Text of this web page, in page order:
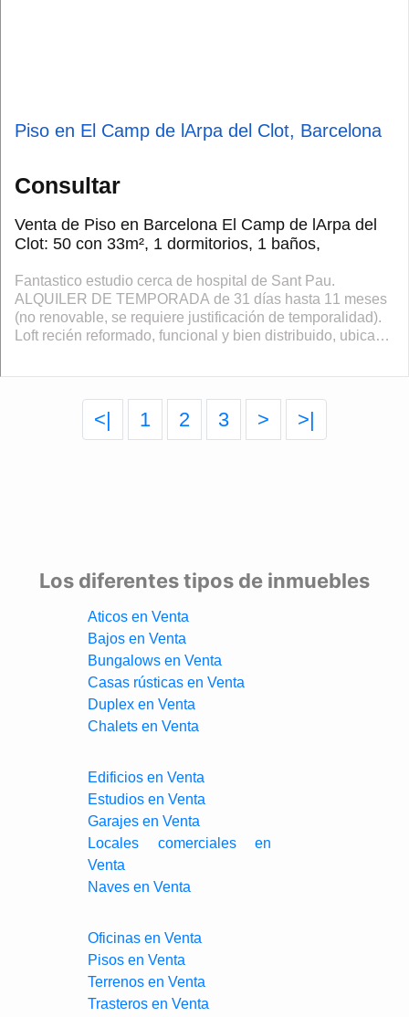
Piso en El Camp de lArpa del Clot, Barcelona
Consultar
Venta de Piso en Barcelona El Camp de lArpa del
Clot: 50 con 33m², 1 dormitorios, 1 baños,
Fantastico estudio cerca de hospital de Sant Pau.
ALQUILER DE TEMPORADA de 31 días hasta 11 meses
(no renovable, se requiere justificación de temporalidad).
Loft recién reformado, funcional y bien distribuido, ubicado
<| 1 2 3 > >|
Los diferentes tipos de inmuebles
Aticos en Venta
Bajos en Venta
Bungalows en Venta
Casas rústicas en Venta
Duplex en Venta
Chalets en Venta
Edificios en Venta
Estudios en Venta
Garajes en Venta
Locales comerciales en
Venta
Naves en Venta
Oficinas en Venta
Pisos en Venta
Terrenos en Venta
Trasteros en Venta